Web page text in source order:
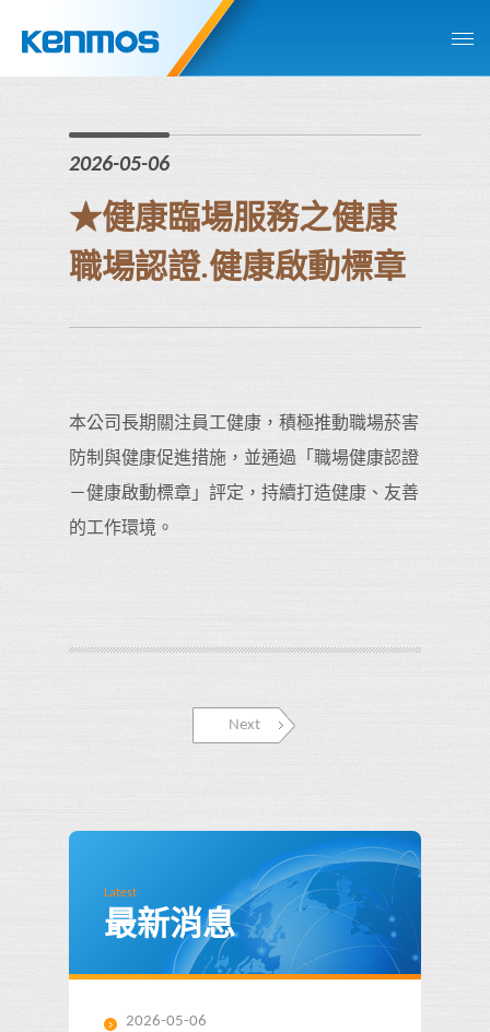
2026-05-06
★健康臨場服務之健康
職場認證.健康啟動標章
本公司長期關注員工健康，積極推動職場菸害
防制與健康促進措施，並通過「職場健康認證
－健康啟動標章」評定，持續打造健康、友善
的工作環境。
Next
Latest
最新消息
2026-05-06